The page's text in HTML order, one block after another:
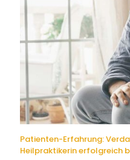
Patienten-Erfahrung:
Heilpraktikerin erfolgreich